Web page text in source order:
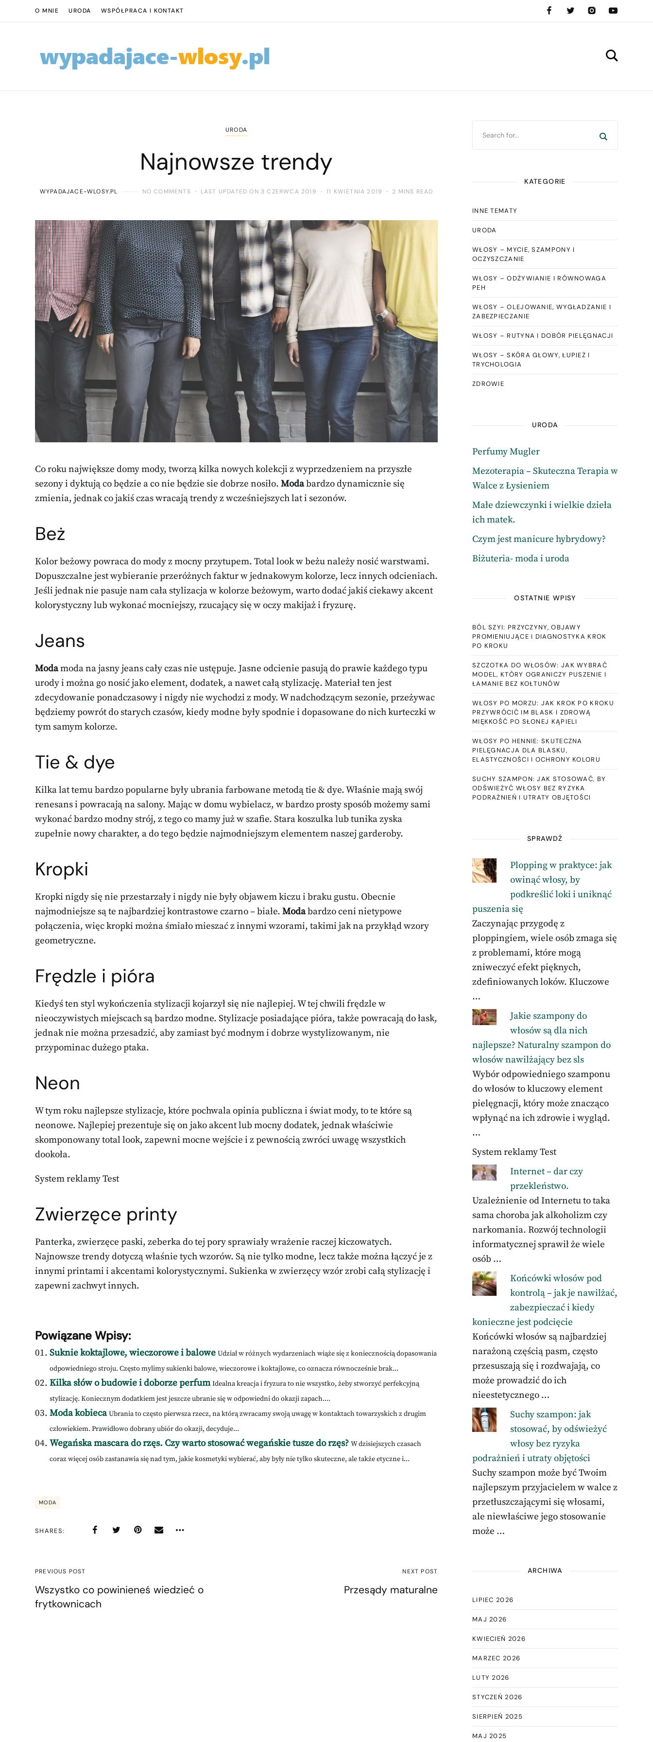
O MNIE URODA WSPÓŁPRACA I KONTAKT
URODA
Najnowsze trendy
WYPADAJACE-WLOSY.PL NO COMMENTS LAST UPDATED ON 3 CZERWCA 2019 11 KWIETNIA 2019 2 MINS READ
Co roku największe domy mody, tworzą kilka nowych kolekcji z wyprzedzeniem na przyszłe
sezony i dyktują co będzie a co nie będzie sie dobrze nosiło. Modabardzo dynamicznie się
zmienia, jednak co jakiś czas wracają trendy z wcześniejszych lat i sezonów.
Beż
Kolor beżowy powraca do mody z mocny przytupem. Total look w beżu należy nosić warstwami.
Dopuszczalne jest wybieranie przeróżnych faktur w jednakowym kolorze, lecz innych odcieniach.
Jeśli jednak nie pasuje nam cała stylizacja w kolorze beżowym, warto dodać jakiś ciekawy akcent
kolorystyczny lub wykonać mocniejszy, rzucający się w oczy makijaż i fryzurę.
Jeans
Modamoda na jasny jeans cały czas nie ustępuje. Jasne odcienie pasują do prawie każdego typu
urody i można go nosić jako element, dodatek, a nawet całą stylizację. Materiał ten jest
zdecydowanie ponadczasowy i nigdy nie wychodzi z mody. W nadchodzącym sezonie, przeżywac
będziemy powrót do starych czasów, kiedy modne były spodnie i dopasowane do nich kurteczki w
tym samym kolorze.
Tie & dye
Kilka lat temu bardzo popularne były ubrania farbowane metodą tie & dye. Właśnie mają swój
renesans i powracają na salony. Mając w domu wybielacz, w bardzo prosty sposób możemy sami
wykonać bardzo modny strój, z tego co mamy już w szafie. Stara koszulka lub tunika zyska
zupełnie nowy charakter, a do tego będzie najmodniejszym elementem naszej garderoby.
Kropki
Kropki nigdy się nie przestarzały i nigdy nie były objawem kiczu i braku gustu. Obecnie
najmodniejsze są te najbardziej kontrastowe czarno – białe. Modabardzo ceni nietypowe
połączenia, więc kropki można śmiało mieszać z innymi wzorami, takimi jak na przykłąd wzory
geometryczne.
Frędzle i pióra
Kiedyś ten styl wykończenia stylizacji kojarzył się nie najlepiej. W tej chwili frędzle w
nieoczywistych miejscach są bardzo modne. Stylizacje posiadające pióra, także powracają do łask,
jednak nie można przesadzić, aby zamiast być modnym i dobrze wystylizowanym, nie
przypominac dużego ptaka.
Neon
W tym roku najlepsze stylizacje, które pochwala opinia publiczna i świat mody, to te które są
neonowe. Najlepiej prezentuje się on jako akcent lub mocny dodatek, jednak właściwie
skomponowany total look, zapewni mocne wejście i z pewnością zwróci uwagę wszystkich
dookoła.
System reklamy Test
Zwierzęce printy
Panterka, zwierzęce paski, zeberka do tej pory sprawiały wrażenie raczej kiczowatych.
Najnowsze trendy dotyczą właśnie tych wzorów. Są nie tylko modne, lecz także można łączyć je z
innymi printami i akcentami kolorystycznymi. Sukienka w zwierzęcy wzór zrobi całą stylizację i
zapewni zachwyt innych.
Powiązane Wpisy:
Suknie koktajlowe, wieczorowe i balowe Udział w różnych wydarzeniach wiąże się z koniecznością dopasowania
odpowiedniego stroju. Często mylimy sukienki balowe, wieczorowe i koktajlowe, co oznacza równocześnie brak...
Kilka słów o budowie i doborze perfum Idealna kreacja i fryzura to nie wszystko, żeby stworzyć perfekcyjną
stylizację. Koniecznym dodatkiem jest jeszcze ubranie się w odpowiedni do okazji zapach....
Moda kobieca Ubrania to często pierwsza rzecz, na którą zwracamy swoją uwagę w kontaktach towarzyskich z drugim
człowiekiem. Prawidłowo dobrany ubiór do okazji, decyduje...
Wegańska mascara do rzęs. Czy warto stosować wegańskie tusze do rzęs? W dzisiejszych czasach
coraz więcej osób zastanawia się nad tym, jakie kosmetyki wybierać, aby były nie tylko skuteczne, ale także etyczne i...
MODA
SHARES
PREVIOUS POST
Wszystko co powinieneś wiedzieć o
frytkownicach
NEXT POST
Przesądy maturalne
KATEGORIE
INNE TEMATY
URODA
WŁOSY – MYCIE, SZAMPONY I
OCZYSZCZANIE
WŁOSY – ODŻYWIANIE I RÓWNOWAGA
PEH
WŁOSY – OLEJOWANIE, WYGŁADZANIE I
ZABEZPIECZANIE
WŁOSY – RUTYNA I DOBÓR PIELĘGNACJI
WŁOSY – SKÓRA GŁOWY, ŁUPIEŻ I
TRYCHOLOGIA
ZDROWIE
URODA
Perfumy Mugler
Mezoterapia – Skuteczna Terapia w
Walce z Łysieniem
Małe dziewczynki i wielkie dzieła
ich matek.
Czym jest manicure hybrydowy?
Biżuteria- moda i uroda
OSTATNIE WPISY
BÓL SZYI: PRZYCZYNY, OBJAWY
PROMIENIUJĄCE I DIAGNOSTYKA KROK
PO KROKU
SZCZOTKA DO WŁOSÓW: JAK WYBRAĆ
MODEL, KTÓRY OGRANICZY PUSZENIE I
ŁAMANIE BEZ KOŁTUNÓW
WŁOSY PO MORZU: JAK KROK PO KROKU
PRZYWRÓCIĆ IM BLASK I ZDROWĄ
MIĘKKOŚĆ PO SŁONEJ KĄPIELI
WŁOSY PO HENNIE: SKUTECZNA
PIELĘGNACJA DLA BLASKU,
ELASTYCZNOŚCI I OCHRONY KOLORU
SUCHY SZAMPON: JAK STOSOWAĆ, BY
ODŚWIEŻYĆ WŁOSY BEZ RYZYKA
PODRAŻNIEŃ I UTRATY OBJĘTOŚCI
SPRAWDŹ
Plopping w praktyce: jak
owinąć włosy, by
podkreślić loki i uniknąć
puszenia się
Zaczynając przygodę z
ploppingiem, wiele osób zmaga się
z problemami, które mogą
zniweczyć efekt pięknych,
zdefiniowanych loków. Kluczowe
…
Jakie szampony do
włosów są dla nich
najlepsze? Naturalny szampon do
włosów nawilżający bez sls
Wybór odpowiedniego szamponu
do włosów to kluczowy element
pielęgnacji, który może znacząco
wpłynąć na ich zdrowie i wygląd.
…
System reklamy Test
Internet – dar czy
przekleństwo.
Uzależnienie od Internetu to taka
sama choroba jak alkoholizm czy
narkomania. Rozwój technologii
informatycznej sprawił że wiele
osób …
Końcówki włosów pod
kontrolą – jak je nawilżać,
zabezpieczać i kiedy
konieczne jest podcięcie
Końcówki włosów są najbardziej
narażoną częścią pasm, często
przesuszają się i rozdwajają, co
może prowadzić do ich
nieestetycznego …
Suchy szampon: jak
stosować, by odświeżyć
włosy bez ryzyka
podrażnień i utraty objętości
Suchy szampon może być Twoim
najlepszym przyjacielem w walce z
przetłuszczającymi się włosami,
ale niewłaściwe jego stosowanie
może …
ARCHIWA
LIPIEC 2026
MAJ 2026
KWIECIEŃ 2026
MARZEC 2026
LUTY 2026
STYCZEŃ 2026
SIERPIEŃ 2025
MAJ 2025